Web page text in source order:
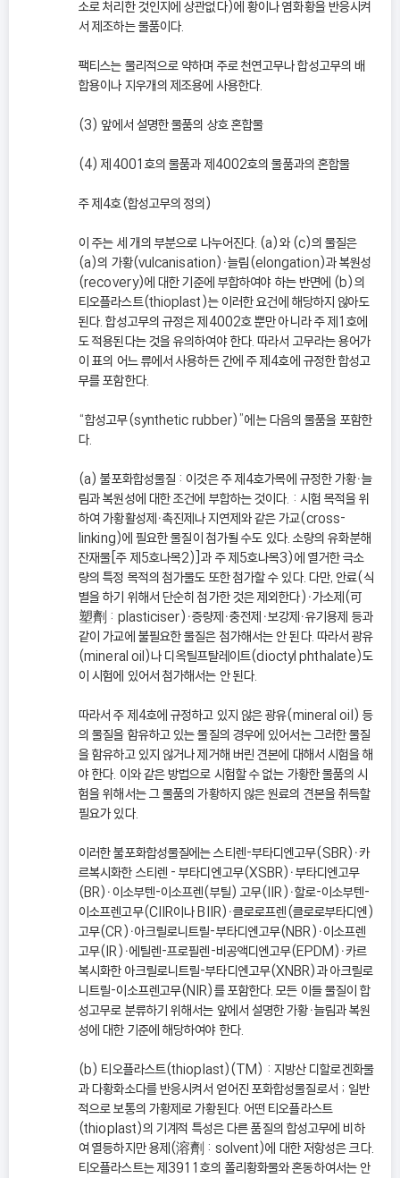
소로 처리한 것인지에 상관없다)에 황이나 염화황을 반응시켜
서 제조하는 물품이다.
팩티스는 물리적으로 약하며 주로 천연고무나 합성고무의 배
합용이나 지우개의 제조용에 사용한다.
(3) 앞에서 설명한 물품의 상호 혼합물
(4) 제4001호의 물품과 제4002호의 물품과의 혼합물
주 제4호(합성고무의 정의)
이 주는 세 개의 부분으로 나누어진다. (a)와 (c)의 물질은
(a)의 가황(vulcanisation)ㆍ늘림(elongation)과 복원성
(recovery)에 대한 기준에 부합하여야 하는 반면에 (b)의
티오플라스트(thioplast)는 이러한 요건에 해당하지 않아도
된다. 합성고무의 규정은 제4002호 뿐만 아니라 주 제1호에
도 적용된다는 것을 유의하여야 한다. 따라서 고무라는 용어가
이 표의 어느 류에서 사용하든 간에 주 제4호에 규정한 합성고
무를 포함한다.
“합성고무(synthetic rubber)”에는 다음의 물품을 포함한
다.
(a) 불포화합성물질 : 이것은 주 제4호가목에 규정한 가황ㆍ늘
림과 복원성에 대한 조건에 부합하는 것이다. : 시험 목적을 위
하여 가황활성제ㆍ촉진제나 지연제와 같은 가교(cross-
linking)에 필요한 물질이 첨가될 수도 있다. 소량의 유화분해
잔재물[주 제5호나목2)]과 주 제5호나목3)에 열거한 극소
량의 특정 목적의 첨가물도 또한 첨가할 수 있다. 다만, 안료(식
별을 하기 위해서 단순히 첨가한 것은 제외한다)ㆍ가소제(可
塑劑 : plasticiser)ㆍ증량제ㆍ충전제ㆍ보강제ㆍ유기용제 등과
같이 가교에 불필요한 물질은 첨가해서는 안 된다. 따라서 광유
(mineral oil)나 디옥틸프탈레이트(dioctyl phthalate)도
이 시험에 있어서 첨가해서는 안 된다.
따라서 주 제4호에 규정하고 있지 않은 광유(mineral oil) 등
의 물질을 함유하고 있는 물질의 경우에 있어서는 그러한 물질
을 함유하고 있지 않거나 제거해 버린 견본에 대해서 시험을 해
야 한다. 이와 같은 방법으로 시험할 수 없는 가황한 물품의 시
험을 위해서는 그 물품의 가황하지 않은 원료의 견본을 취득할
필요가 있다.
이러한 불포화합성물질에는 스티렌-부타디엔고무(SBR)ㆍ카
르복시화한 스티렌 - 부타디엔고무(XSBR)ㆍ부타디엔고무
(BR)ㆍ이소부텐-이소프렌(부틸) 고무(IIR)ㆍ할로-이소부텐-
이소프렌고무(CIIR이나 BIIR)ㆍ클로로프렌(클로로부타디엔)
고무(CR)ㆍ아크릴로니트릴-부타디엔고무(NBR)ㆍ이소프렌
고무(IR)ㆍ에틸렌-프로필렌-비공액디엔고무(EPDM)ㆍ카르
복시화한 아크릴로니트릴-부타디엔고무(XNBR)과 아크릴로
니트릴-이소프렌고무(NIR)를 포함한다. 모든 이들 물질이 합
성고무로 분류하기 위해서는 앞에서 설명한 가황ㆍ늘림과 복원
성에 대한 기준에 해당하여야 한다.
(b) 티오플라스트(thioplast)(TM) : 지방산 디할로겐화물
과 다황화소다를 반응시켜서 얻어진 포화합성물질로서 ; 일반
적으로 보통의 가황제로 가황된다. 어떤 티오플라스트
(thioplast)의 기계적 특성은 다른 품질의 합성고무에 비하
여 열등하지만 용제(溶劑 : solvent)에 대한 저항성은 크다.
티오플라스트는 제3911호의 폴리황화물와 혼동하여서는 안